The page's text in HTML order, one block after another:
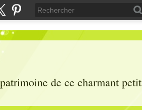
de ce charmant petit